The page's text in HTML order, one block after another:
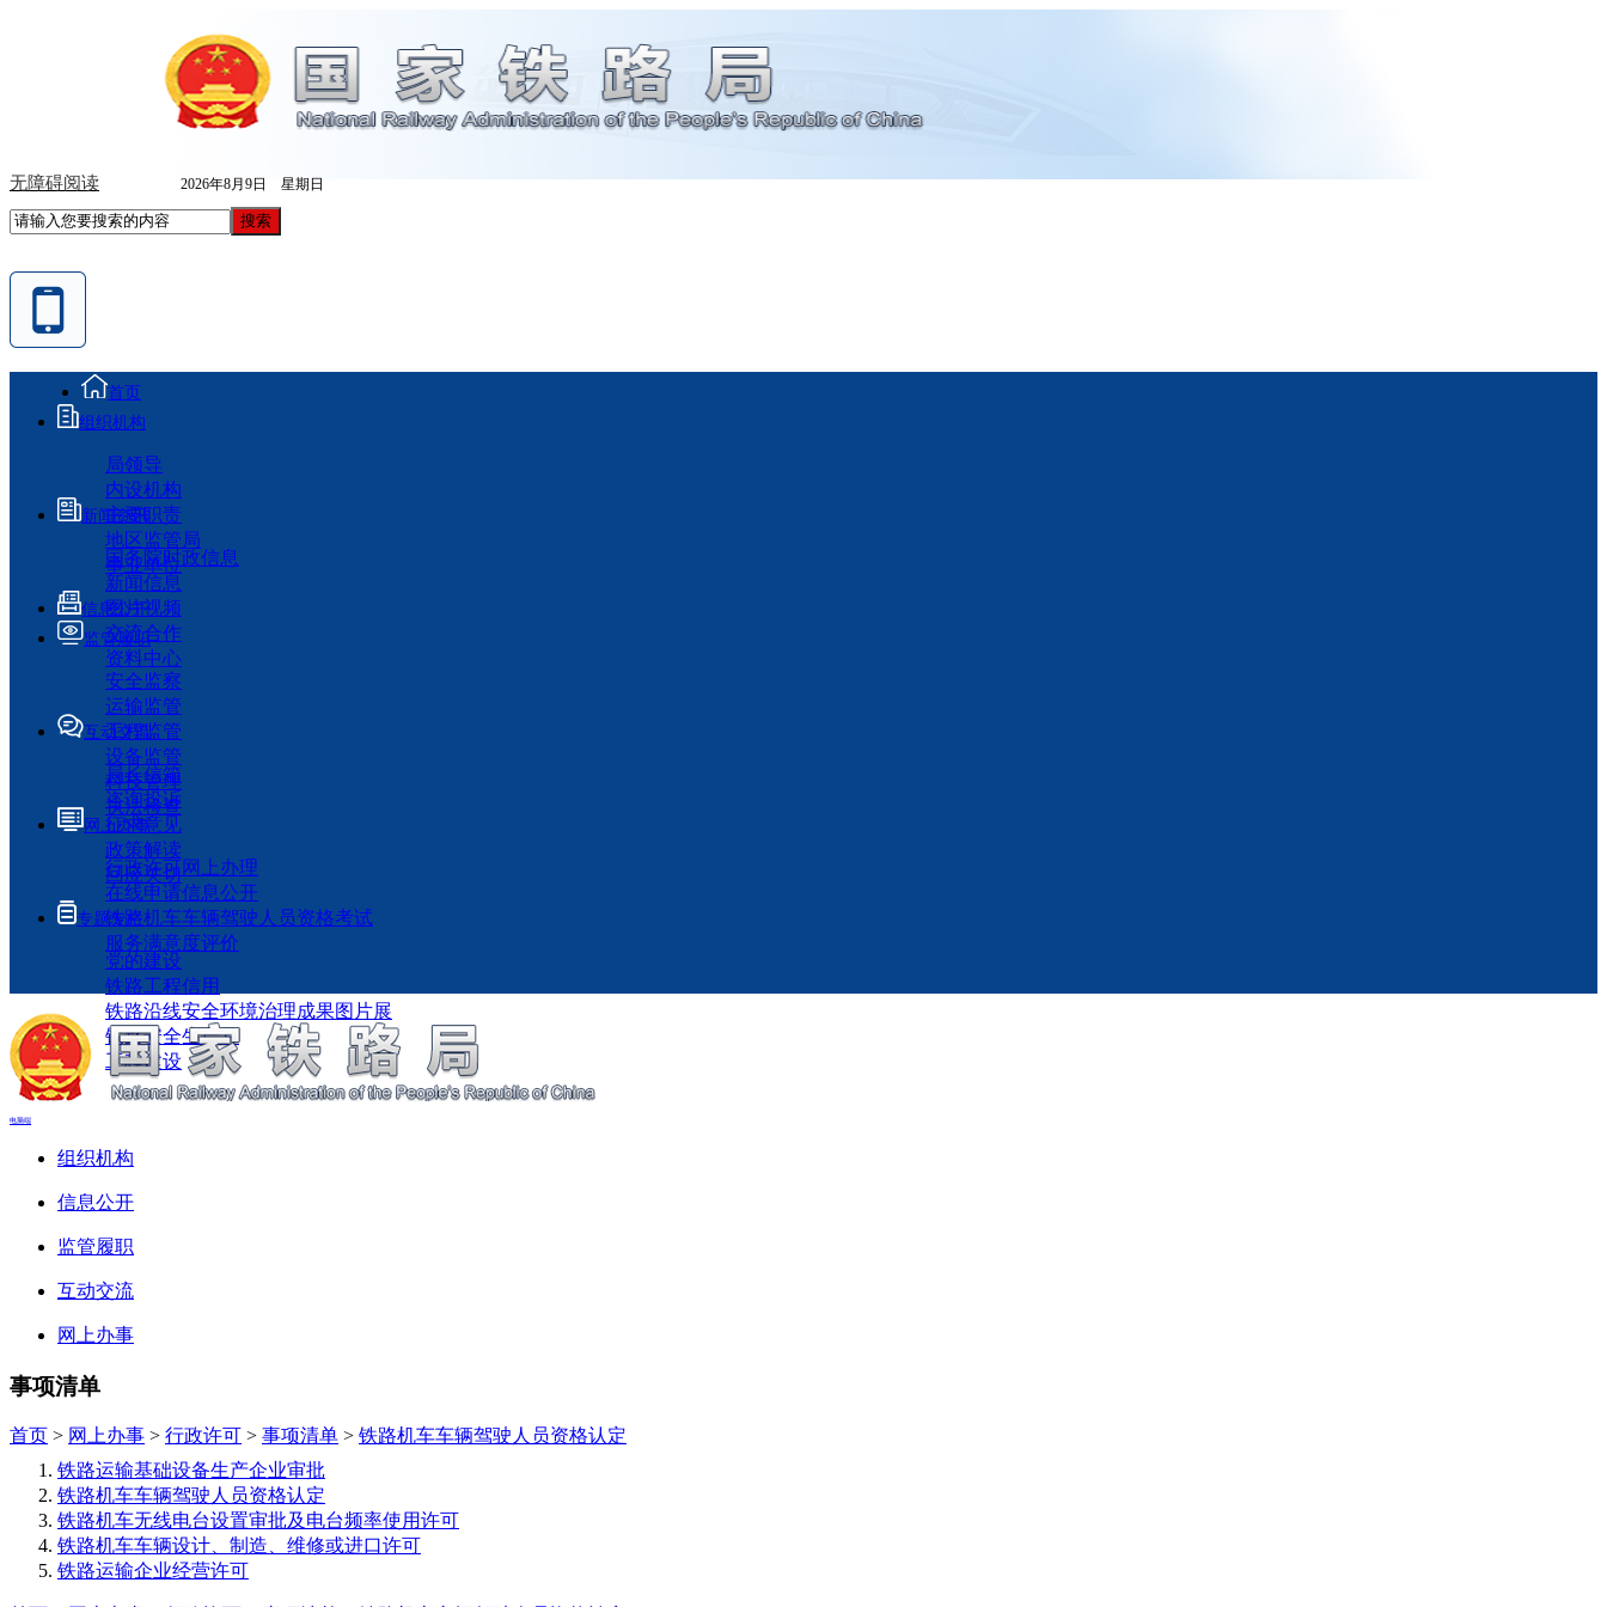
无障碍阅读 2026年8月9日 星期日
首页
组织机构
局领导
内设机构
主要职责
地区监管局
事业单位
新闻资讯
国务院时政信息
新闻信息
图片视频
交流合作
资料中心
信息公开
监管履职
安全监察
运输监管
工程监管
设备监管
科技管理
执法检查
互动交流
局长信箱
咨询投诉
征求意见
政策解读
回应关切
网上办事
行政许可网上办理
在线申请信息公开
铁路机车车辆驾驶人员资格考试
服务满意度评价
专题专栏
党的建设
铁路工程信用
铁路沿线安全环境治理成果图片展
铁路安全生产月
工程建设
电脑端
组织机构
信息公开
监管履职
互动交流
网上办事
事项清单
首页 > 网上办事 > 行政许可 > 事项清单 > 铁路机车车辆驾驶人员资格认定
铁路运输基础设备生产企业审批
铁路机车车辆驾驶人员资格认定
铁路机车无线电台设置审批及电台频率使用许可
铁路机车车辆设计、制造、维修或进口许可
铁路运输企业经营许可